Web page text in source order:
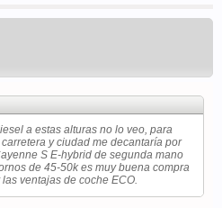
a estas alturas no lo veo, para
y ciudad me decantaría por
S E-hybrid de segunda mano
de 45-50k es muy buena compra
ventajas de coche ECO.